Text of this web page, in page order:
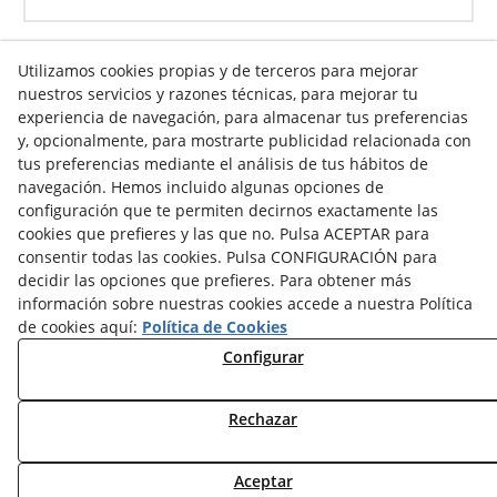
Info venta online
Contacto
Av. Tarragona, s/n
25300 Tàrrega(Lleida)España
973 310 732
carviresa@carviresa.com
© 08/2026 C.A.R. Vinicolas Reunidas, S.A. - Todos los
derechos reservados.
Utilizamos cookies propias y de terceros para mejorar
nuestros servicios y razones técnicas, para mejorar tu
experiencia de navegación, para almacenar tus preferencias
y, opcionalmente, para mostrarte publicidad relacionada con
tus preferencias mediante el análisis de tus hábitos de
navegación. Hemos incluido algunas opciones de
configuración que te permiten decirnos exactamente las
cookies que prefieres y las que no. Pulsa ACEPTAR para
consentir todas las cookies. Pulsa CONFIGURACIÓN para
decidir las opciones que prefieres. Para obtener más
información sobre nuestras cookies accede a nuestra Política
de cookies aquí: Política de Cookies
Configurar
Rechazar
Aceptar